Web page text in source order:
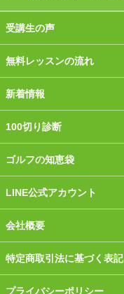
受講生の声
無料レッスンの流れ
新着情報
100切り診断
ゴルフの知恵袋
LINE公式アカウント
会社概要
特定商取引法に基づく表記
プライバシーポリシー